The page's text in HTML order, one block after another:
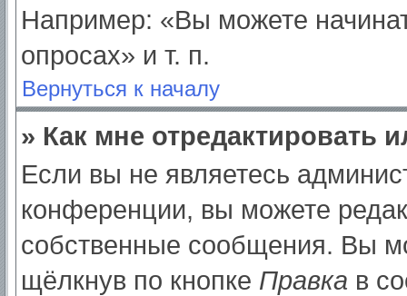
Например: «Вы можете
опросах» и т. п.
Вернуться к началу
» Как мне отредактировать
Если вы не являетесь
конференции, вы можете
собственные сообщения. Вы
щёлкнув по кнопке Правка в